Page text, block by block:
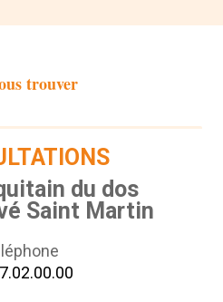
trouver
du dos
Saint Martin